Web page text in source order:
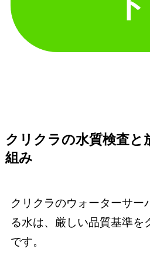
クリクラの水質検査と
組み
クリクラのウォーターサー
る水は、厳しい品質基準を
です。